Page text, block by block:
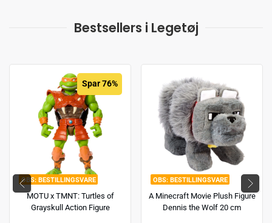
Bestsellers i Legetøj
BESTILLINGSVARE
Spar 76%
MOTU x TMNT: Turtles of
Grayskull Action Figure
BESTILLINGSVARE
A Minecraft Movie Plush Figure
Dennis the Wolf 20 cm